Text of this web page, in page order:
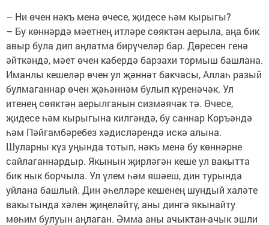
– Ни өчен нәкъ менә өчесе, җидесе һәм кырыгы?
– Бу көннәрдә мәетнең итләре сөяктән аерыла, аңа бик
авыр була дип аңлатма бирүчеләр бар. Дөресен генә
әйткәндә, мәет өчен кабердә барзахи тормыш башлана.
Иманлы кешеләр өчен ул җәннәт бакчасы, Аллаһ разый
булмаганнар өчен җәһәннәм булып күренәчәк. Ул
итенең сөяктән аерылганын сизмәячәк тә. Өчесе,
җидесе һәм кырыгына килгәндә, бу саннар Коръәндә
һәм Пәйгамбәребез хәдисләрендә искә алына.
Шуларны күз уңында тотып, нәкъ менә бу көннәрне
сайлаганнардыр. Якынын җирләгән кеше ул вакытта
бик нык борчыла. Ул үлем һәм яшәеш, дин турында
уйлана башлый. Дин әһелләре кешенең шундый халәте
вакытында хәлен җиңеләйтү, аны дингә якынайту
мөһим булуын аңлаган. Әмма аны ачыктан-ачык эшли